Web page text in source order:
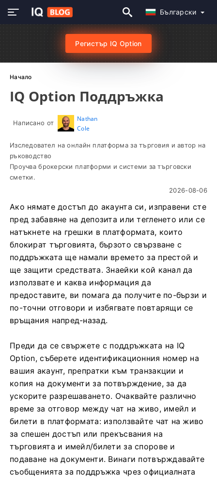
Български
Регистър IQ Option
Начало
IQ Option Поддръжка
Написано от
Nathan
Cole
Изследовател на онлайн платформа за търговия и автор на
ръководство
Проучва брокерски платформи и системи за търговски
сметки.
2026-08-06
Ако нямате достъп до акаунта си, изправени сте
пред забавяне на депозита или тегленето или се
натъкнете на грешки в платформата, които
блокират търговията, бързото свързване с
поддръжката ще намали времето за престой и
ще защити средствата. Знаейки кой канал да
използвате и каква информация да
предоставите, ви помага да получите по-бързи и
по-точни отговори и избягвате повтарящи се
връщания напред-назад.
Преди да се свържете с поддръжката на IQ
Option, съберете идентификационния номер на
вашия акаунт, препратки към транзакции и
копия на документи за потвърждение, за да
ускорите разрешаването. Очаквайте различно
време за отговор между чат на живо, имейл и
билети в платформата: използвайте чат на живо
за спешен достъп или прекъсвания на
търговията и имейл/билети за спорове и
подаване на документи. Винаги потвърждавайте
съобщенията за поддръжка чрез официалната